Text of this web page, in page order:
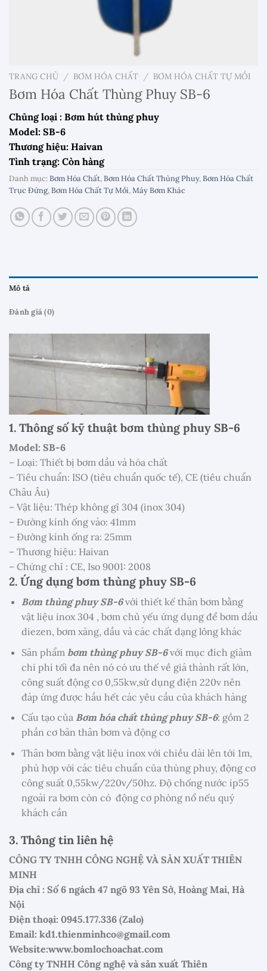
TRANG CHỦ / BƠM HÓA CHẤT / BƠM HÓA CHẤT TỰ MỒI
Bơm Hóa Chất Thùng Phuy SB-6
Chủng loại : Bơm hút thùng phuy
Model: SB-6
Thương hiệu: Haivan
Tình trạng: Còn hàng
Danh mục:Bơm Hóa Chất,Bơm Hóa Chất Thùng Phuy,Bơm Hóa Chất
Trục Đứng,Bơm Hóa Chất Tự Mồi,Máy Bơm Khác
Mô tả
Đánh giá (0)
1. Thông số kỹ thuật bơm thùng phuy SB-6
Model: SB-6
– Loại: Thiết bị bơm dầu và hóa chất
– Tiêu chuẩn: ISO (tiêu chuẩn quốc tế), CE (tiêu chuẩn
Châu Âu)
– Vật liệu: Thép không gỉ 304 (inox 304)
– Đường kính ống vào: 41mm
– Đường kính ống ra: 25mm
– Thương hiệu: Haivan
– Chứng chỉ : CE, Iso 9001: 2008
2. Ứng dụngbơm thùng phuy SB-6
Bơm thùng phuy SB-6 với thiết kế thân bơm bằng
vật liệu inox 304 , bơm chủ yếu ứng dụng để bơm dầu
diezen, bơm xăng, dầu và các chất dạng lỏng khác
Sản phẩm bơm thùng phuy SB-6 với mục đích giảm
chi phí tối đa nên nó có ưu thế về giá thành rất lớn,
công suất động cơ 0,55kw,sử dụng điện 220v nên
đáp ứng được hầu hết các yêu cầu của khách hàng
Cấu tạo của Bơm hóa chất thùng phuy SB-6: gồm 2
phần cơ bản thân bơm và động cơ
Thân bơm bằng vật liệu inox với chiều dài lên tới 1m,
phù hợp với các tiêu chuẩn của thùng phuy, động cơ
công suất 0,55kw/220v/50hz. Độ chống nước ip55
ngoài ra bơm còn có động cơ phòng nổ nếu quý
khách cần
3. Thông tin liên hệ
CÔNG TY TNHH CÔNG NGHỆ VÀ SẢN XUẤT THIÊN
MINH
Địa chỉ : Số 6 ngách 47 ngõ 93 Yên Sở, Hoàng Mai, Hà
Nội
Điện thoại: 0945.177.336 (Zalo)
Email: kd1.thienminhco@gmail.com
Website:www.bomlochoachat.com
Công ty TNHH Công nghệ và sản xuất Thiên